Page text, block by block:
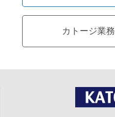
カトージ業